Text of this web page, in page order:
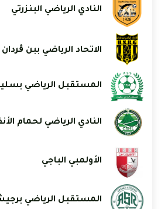
النادي الرياضي البنزرتي
الاتحاد الرياضي ببن ڨردان
المستقبل الرياضي
النادي الرياضي لحمام
الأولمبي الباجي
المستقبل الرياضي